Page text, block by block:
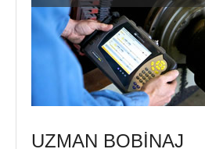
UZMAN BOBINAJ